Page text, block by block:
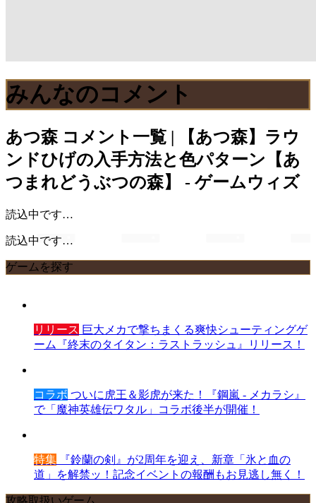
みんなのコメント
あつ森 コメント一覧 | 【あつ森】ラウ
ンドひげの入手方法と色パターン【あ
つまれどうぶつの森】 - ゲームウィズ
読込中です…
読込中です…
ゲームを探す
リリース 巨大メカで撃ちまくる爽快シューティングゲ
ーム『終末のタイタン：ラストラッシュ』リリース！
コラボ ついに虎王＆影虎が来た！『鋼嵐 - メカラシ』
で「魔神英雄伝ワタル」コラボ後半が開催！
特集 『鈴蘭の剣』が2周年を迎え、新章「氷と血の
道」を解禁ッ！記念イベントの報酬もお見逃し無く！
攻略取扱いゲーム